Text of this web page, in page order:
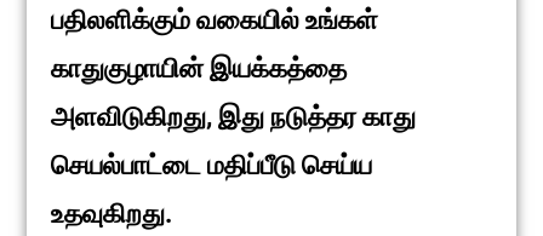
பதிலளிக்கும் வகையில் உங்கள்
காதுகுழாயின் இயக்கத்தை
அளவிடுகிறது, இது நடுத்தர காது
செயல்பாட்டை மதிப்பீடு செய்ய
உதவுகிறது.